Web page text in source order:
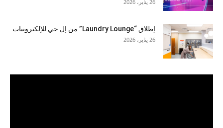
26 يناير، 2026
إطلاق “Laundry Lounge” من إل جي للإلكترونيات
26 يناير، 2026